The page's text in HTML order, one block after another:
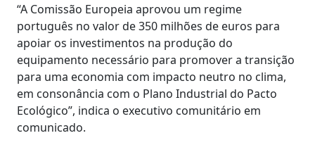
“A Comissão Europeia aprovou um regime
português no valor de 350 milhões de euros para
apoiar os investimentos na produção do
equipamento necessário para promover a transição
para uma economia com impacto neutro no clima,
em consonância com o Plano Industrial do Pacto
Ecológico”, indica o executivo comunitário em
comunicado.